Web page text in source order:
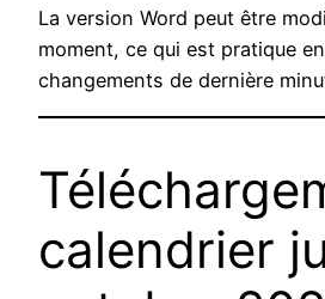
La version Word peut être
moment, ce qui est pratique
changements de dernière
calendrier